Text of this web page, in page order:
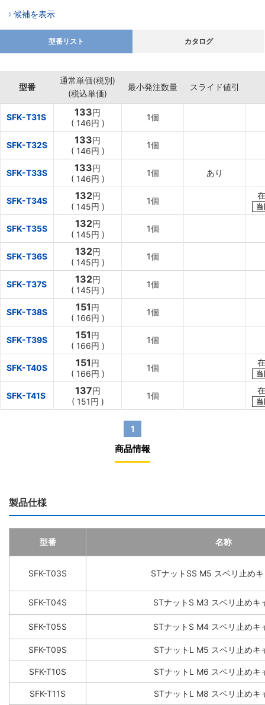
候補を表示
型番リスト カタログ
型番
通常単価(税別)
(税込単価)
最小発注数量 スライド値引
SFK-T31S 133円
( 146円 )
1個
SFK-T32S 133円
( 146円 )
1個
SFK-T33S 133円
( 146円 )
1個 あり
SFK-T34S 132円
( 145円 )
1個
SFK-T35S 132円
( 145円 )
1個
SFK-T36S 132円
( 145円 )
1個
SFK-T37S 132円
( 145円 )
1個
SFK-T38S 151円
( 166円 )
1個
SFK-T39S 151円
( 166円 )
1個
SFK-T40S 151円
( 166円 )
1個
SFK-T41S 137円
( 151円 )
1個
1
商品情報
製品仕様
型番 名称
SFK-T03S STナットSS M5 スベリ止め
SFK-T04S STナットS M3 スベリ止めキ
SFK-T05S STナットS M4 スベリ止めキ
SFK-T09S STナットL M5 スベリ止めキ
SFK-T10S STナットL M6 スベリ止めキ
SFK-T11S STナットL M8 スベリ止めキ